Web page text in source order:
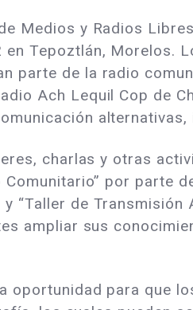
Medios y Radios
Tepoztlán, Morelos.
parte de la radio
Ach Lequil Cop de
charlas y otras
por parte
y “Taller de
ampliar sus
oportunidad para que